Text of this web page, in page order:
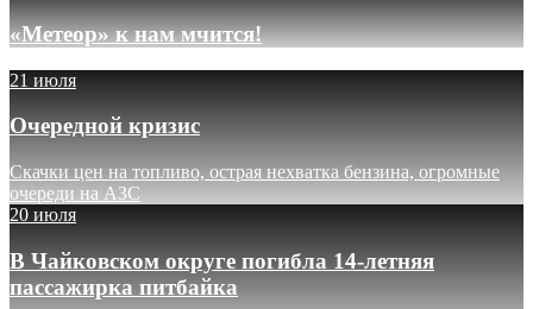
«Метеор» к нам мчится!
21 июля
Очередной кризис
Скачки цен на топливо, острая нехватка бензина, огромные
очереди на АЗС
20 июля
В Чайковском округе погибла 14-летняя
пассажирка питбайка